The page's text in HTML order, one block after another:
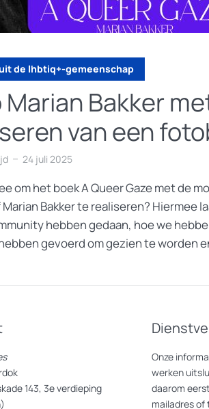
de lhbtiq+-gemeenschap
Marian Bakker
van een
24 juli 2025
om het boek A Queer Gaze met de
Bakker te realiseren? Hiermee
hebben gedaan, hoe we
gevoerd om gezien te worden
143, 3e verdieping
Onze
werken
daarom
mailadres of